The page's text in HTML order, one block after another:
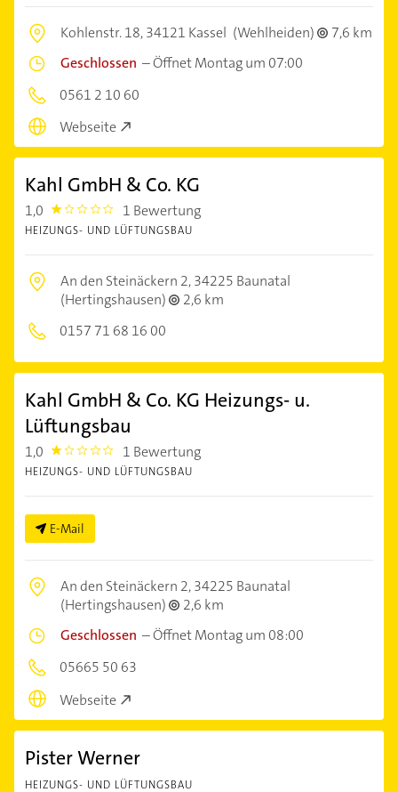
Kohlenstr. 18,34121 Kassel (Wehlheiden)
7,6 km
Geschlossen –Öffnet Montag um 07:00
0561 2 10 60
Webseite
Kahl GmbH & Co. KG
1,0 1.0 1 Bewertung
HEIZUNGS- UND LÜFTUNGSBAU
An den Steinäckern 2,34225 Baunatal
(Hertingshausen)
2,6 km
0157 71 68 16 00
Kahl GmbH & Co. KG Heizungs- u.
Lüftungsbau
1,0 1.0 1 Bewertung
HEIZUNGS- UND LÜFTUNGSBAU
E-Mail
An den Steinäckern 2,34225 Baunatal
(Hertingshausen)
2,6 km
Geschlossen –Öffnet Montag um 08:00
05665 50 63
Webseite
Pister Werner
HEIZUNGS- UND LÜFTUNGSBAU